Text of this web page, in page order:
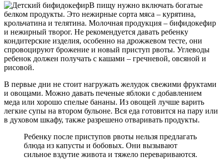
В пищу нужно включать богатые
белком продукты. Это нежирные сорта мяса – курятина,
крольчатина и телятина. Молочная продукция – бифидокефир
и нежирный творог. Не рекомендуется давать ребенку
кондитерские изделия, особенно на дрожжевом тесте, они
спровоцируют брожение и новый приступ рвоты. Углеводы
ребенок должен получать с кашами – гречневой, овсяной и
рисовой.
В первые дни не стоит нагружать желудок свежими фруктами
и овощами. Можно давать печеные яблоки с добавлением
меда или хорошо спелые бананы. Из овощей лучше варить
легкие супы на втором бульоне. Вся еда готовится на пару или
в духовом шкафу, также разрешено отваривать продукты.
Ребенку после приступов рвоты нельзя предлагать
блюда из капусты и бобовых. Они вызывают
сильное вздутие живота и тяжело перевариваются.